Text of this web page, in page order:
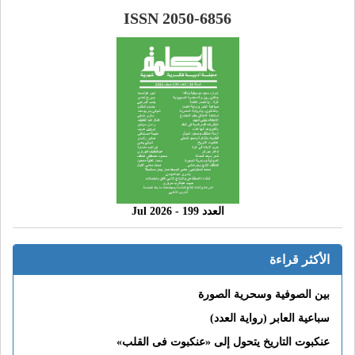
ISSN 2050-6856
العدد 199 - 2026 Jul
الأكثر قراءة
بين الصوفية وسحرية الصورة
سباعية العابر (رواية العدد)
عنكبوت التاريخ يتحول إلى «عنكبوت فى القلب»